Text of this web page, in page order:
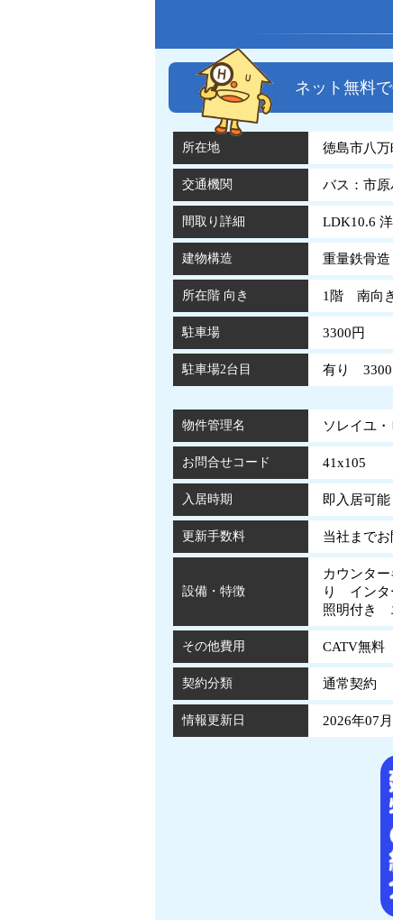
ネット無料
所在地 徳島市八万
交通機関 バス：市
間取り詳細 LDK10.6 洋
建物構造 重量鉄骨
所在階 向き 1階 南向
駐車場 3300円
駐車場2台目 有り 3300
物件管理名 ソレイユ
お問合せコード 41x105
入居時期 即入居可能
更新手数料 当社までお
設備・特徴
カウンタ
り イン
照明付き
その他費用 CATV無料
契約分類 通常契約
情報更新日 2026年07